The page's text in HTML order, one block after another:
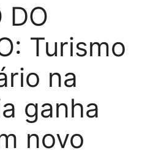
DO
Turismo
na
ganha
novo